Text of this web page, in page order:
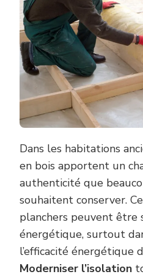
Dans les habitations
en bois apportent un
authenticité que
souhaitent conserver.
planchers peuvent être
énergétique, surtout
l’efficacité énergétique
Moderniser l’isolation